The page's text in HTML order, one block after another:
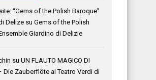
“Gems of the Polish Baroque”
Delize suGems of the Polish
Giardino di Delizie
suUN FLAUTO MAGICO DI
Die Zauberflöte al Teatro Verdi di